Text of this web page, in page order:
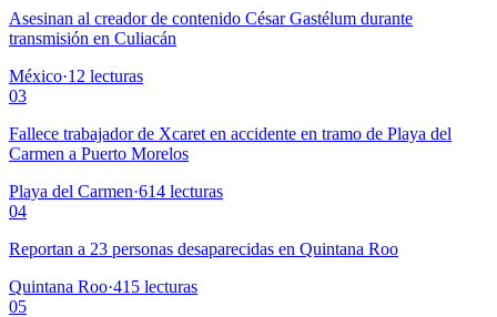
Asesinan al creador de contenido César Gastélum durante
transmisión en Culiacán
México·12 lecturas
03
Fallece trabajador de Xcaret en accidente en tramo de Playa del
Carmen a Puerto Morelos
Playa del Carmen·614 lecturas
04
Reportan a 23 personas desaparecidas en Quintana Roo
Quintana Roo·415 lecturas
05